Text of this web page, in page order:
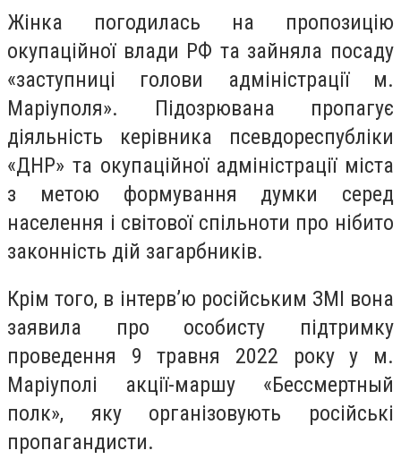
Жінка погодилась на пропозицію
окупаційної влади РФ та зайняла посаду
«заступниці голови адміністрації м.
Маріуполя». Підозрювана пропагує
діяльність керівника псевдореспубліки
«ДНР» та окупаційної адміністрації міста
з метою формування думки серед
населення і світової спільноти про нібито
законність дій загарбників.
Крім того, в інтерв’ю російським ЗМІ вона
заявила про особисту підтримку
проведення 9 травня 2022 року у м.
Маріуполі акції-маршу «Бессмертный
полк», яку організовують російські
пропагандисти.